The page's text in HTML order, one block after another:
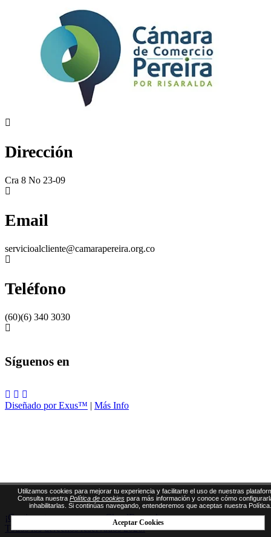
Dirección
Cra 8 No 23-09
Email
servicioalcliente@camarapereira.org.co
Teléfono
(60)(6) 340 3030
Síguenos en
Diseñado por Exus™ | Más Info
¡Gestiona tus eventos con CloudEvents!
Todos los derechos reservados 2026.
Utilizamos cookies para mejorar tu experiencia y facilitarte el uso de nuestras
Consulta nuestra Política de cookies para más información y conoce cómo
inhabilitarlas. Si continúas navegando, entenderemos que aceptas nuestra Política.
Aceptar Cookies